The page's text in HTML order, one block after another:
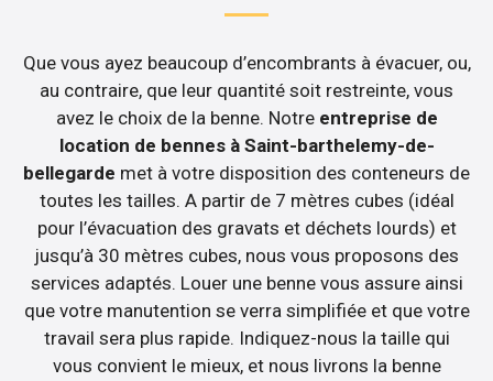
Que vous ayez beaucoup d’encombrants à évacuer, ou,
au contraire, que leur quantité soit restreinte, vous
avez le choix de la benne. Notre entreprise de
location de bennes à Saint-barthelemy-de-
bellegarde met à votre disposition des conteneurs de
toutes les tailles. A partir de 7 mètres cubes (idéal
pour l’évacuation des gravats et déchets lourds) et
jusqu’à 30 mètres cubes, nous vous proposons des
services adaptés. Louer une benne vous assure ainsi
que votre manutention se verra simplifiée et que votre
travail sera plus rapide. Indiquez-nous la taille qui
vous convient le mieux, et nous livrons la benne